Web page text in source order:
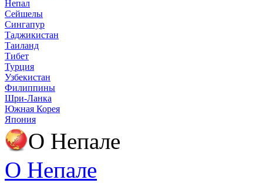
Непал
Сейшелы
Сингапур
Таджикистан
Таиланд
Тибет
Турция
Узбекистан
Филиппины
Шри-Ланка
Южная Корея
Япония
О Непале
О Непале